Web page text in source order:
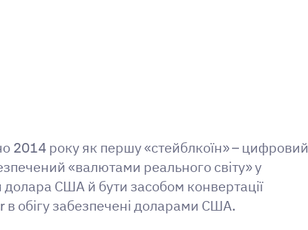
2014 року як першу «стейблкоїн» – цифровий
«валютами реального світу» у
долара США й бути засобом конвертації
обігу забезпечені доларами США.